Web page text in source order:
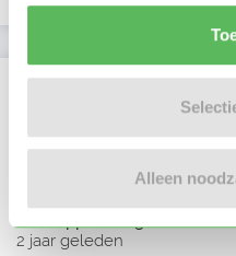
Alleen
Beoordelingen
2 jaar geleden